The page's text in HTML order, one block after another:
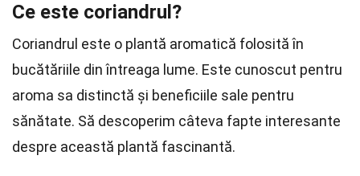
Ce este coriandrul?
Coriandrul este o plantă aromatică folosită în
bucătăriile din întreaga lume. Este cunoscut pentru
aroma sa distinctă și beneficiile sale pentru
sănătate. Să descoperim câteva fapte interesante
despre această plantă fascinantă.